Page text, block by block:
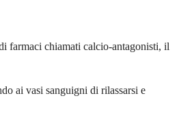
farmaci chiamati calcio-antagonisti, il
ai vasi sanguigni di rilassarsi e